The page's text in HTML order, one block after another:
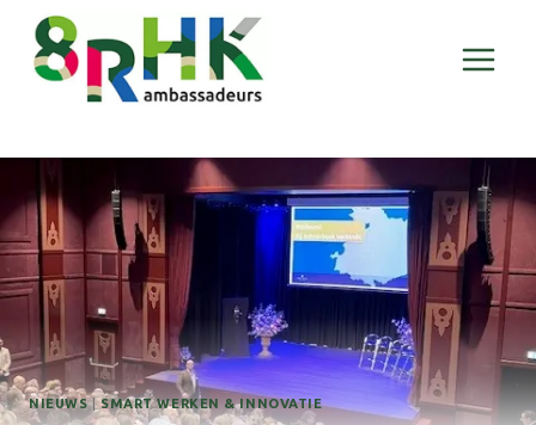
Doorgaan
naar
inhoud
NIEUWS|SMART WERKEN & INNOVATIE